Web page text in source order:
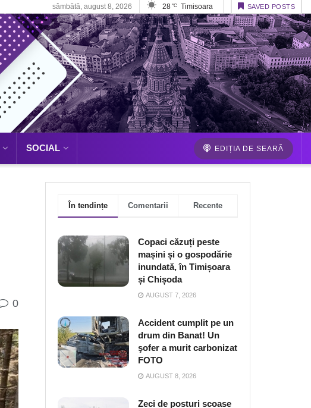
sâmbătă, august 8, 2026 28 °C Timisoara SAVED POSTS
SOCIAL EDIȚIA DE SEARĂ
0
În tendințe Comentarii Recente
Copaci căzuți peste
mașini și o gospodărie
inundată, în Timișoara
și Chișoda
AUGUST 7, 2026
Accident cumplit pe un
drum din Banat! Un
şofer a murit carbonizat
FOTO
AUGUST 8, 2026
Zeci de posturi scoase